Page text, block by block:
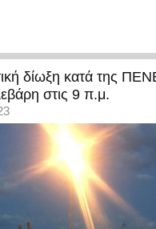
δίωξη κατά της
στις 9 π.μ.